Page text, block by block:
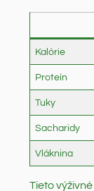
Kalórie
Proteín
Tuky
Sacharidy
Vláknina
Tieto